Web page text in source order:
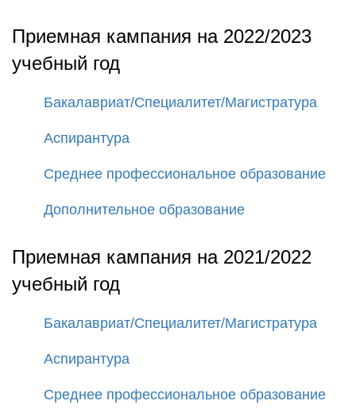
Приемная кампания на 2022/2023
учебный год
Бакалавриат/Специалитет/Магистратура
Аспирантура
Среднее профессиональное образование
Дополнительное образование
Приемная кампания на 2021/2022
учебный год
Бакалавриат/Специалитет/Магистратура
Аспирантура
Среднее профессиональное образование